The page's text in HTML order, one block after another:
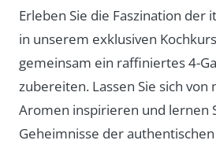
Erleben Sie die Faszination der
in unserem exklusiven
gemeinsam ein raffiniertes 4-
zubereiten. Lassen Sie sich
Aromen inspirieren und lernen
Geheimnisse der